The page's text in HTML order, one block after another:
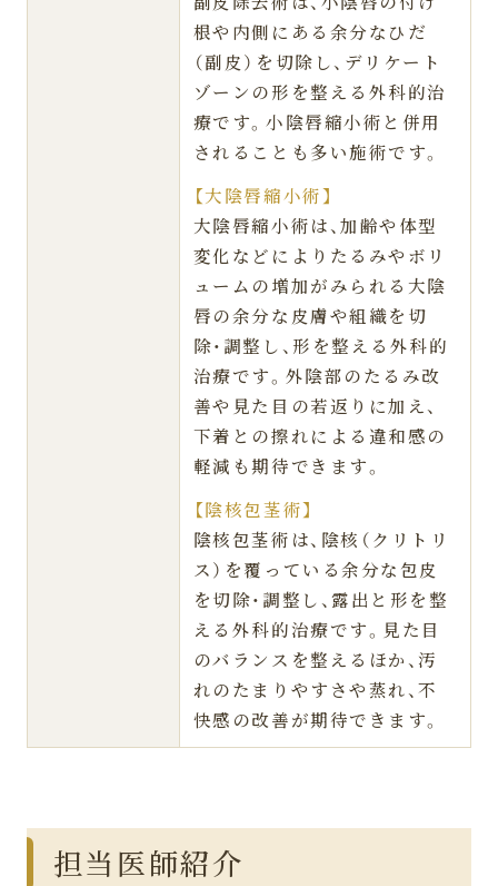
根や内側にある余分なひだ
（副皮）を切除し、デリケート
ゾーンの形を整える外科的治
療です。小陰唇縮小術と併用
されることも多い施術です。
【大陰唇縮小術】
大陰唇縮小術は、加齢や体型
変化などによりたるみやボリ
ュームの増加がみられる大陰
唇の余分な皮膚や組織を切
除・調整し、形を整える外科的
治療です。外陰部のたるみ改
善や見た目の若返りに加え、
下着との擦れによる違和感の
軽減も期待できます。
【陰核包茎術】
陰核包茎術は、陰核（クリトリ
ス）を覆っている余分な包皮
を切除・調整し、露出と形を整
える外科的治療です。見た目
のバランスを整えるほか、汚
れのたまりやすさや蒸れ、不
快感の改善が期待できます。
担当医師紹介